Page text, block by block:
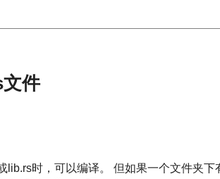
件
lib.rs时，可以编译。 但如果一个文件夹